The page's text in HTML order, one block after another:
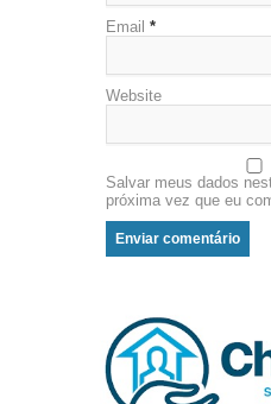
Email *
Website
Salvar meus dados
próxima vez que eu